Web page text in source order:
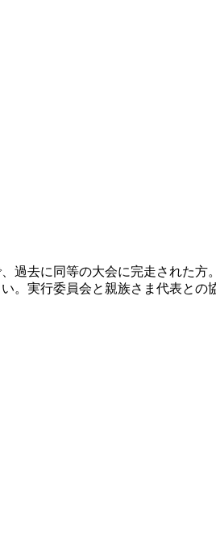
過去に同等の大会に完走された方。
実行委員会と親族さま代表との